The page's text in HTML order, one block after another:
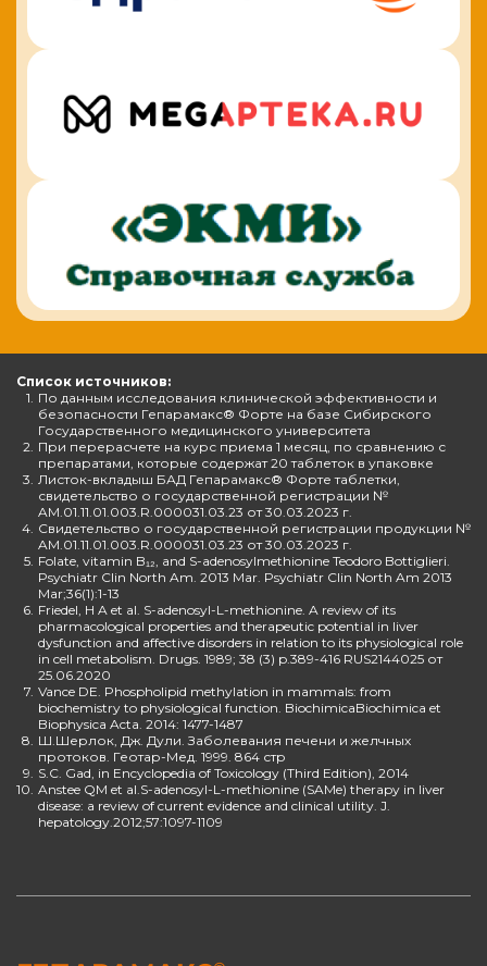
Список источников:
1. По данным исследования клинической эффективности и
безопасности Гепарамакс® Форте на базе Сибирского
Государственного медицинского университета
2. При перерасчете на курс приема 1 месяц, по сравнению с
препаратами, которые содержат 20 таблеток в упаковке
3. Листок-вкладыш БАД Гепарамакс® Форте таблетки,
свидетельство о государственной регистрации №
AM.01.11.01.003.R.000031.03.23 от 30.03.2023 г.
4. Свидетельство о государственной регистрации продукции №
AM.01.11.01.003.R.000031.03.23 от 30.03.2023 г.
5. Folate, vitamin B₁₂, and S-adenosylmethionine Teodoro Bottiglieri.
Psychiatr Clin North Am. 2013 Mar. Psychiatr Clin North Am 2013
Mar;36(1):1-13
6. Friedel, H A et al. S-adenosyl-L-methionine. A review of its
pharmacological properties and therapeutic potential in liver
dysfunction and affective disorders in relation to its physiological role
in cell metabolism. Drugs. 1989; 38 (3) p.389-416 RUS2144025 от
25.06.2020
7. Vance DE. Phospholipid methylation in mammals: from
biochemistry to physiological function. BiochimicaBiochimica et
Biophysica Acta. 2014: 1477-1487
8. Ш.Шерлок, Дж. Дули. Заболевания печени и желчных
протоков. Геотар-Мед. 1999. 864 стр
9. S.C. Gad, in Encyclopedia of Toxicology (Third Edition), 2014
10. Anstee QM et al.S-adenosyl-L-methionine (SAMe) therapy in liver
disease: a review of current evidence and clinical utility. J.
hepatology.2012;57:1097-1109